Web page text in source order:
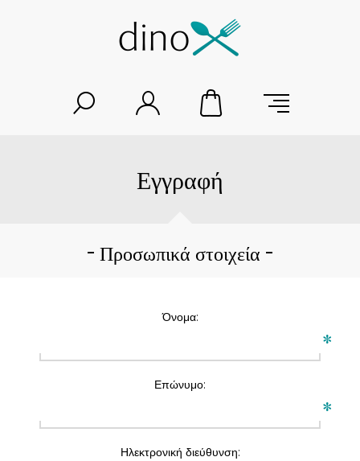
Εγγραφή
Προσωπικά στοιχεία
Όνομα:
*
Επώνυμο:
*
Ηλεκτρονική διεύθυνση: